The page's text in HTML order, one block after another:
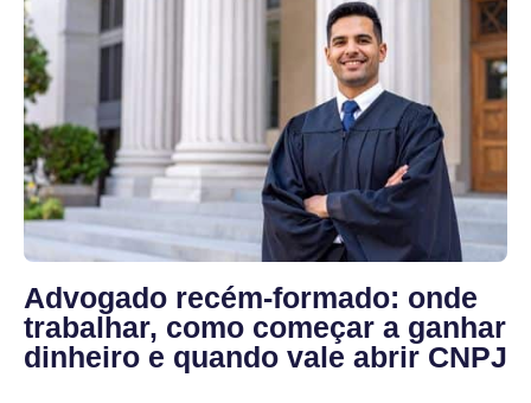
Advogado recém-formado: onde
trabalhar, como começar a ganhar
dinheiro e quando vale abrir CNPJ